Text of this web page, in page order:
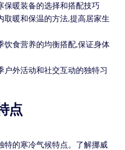
保暖装备的选择和搭配技巧
取暖和保温的方法,提高居家生
饮食营养的均衡搭配,保证身体
户外活动和社交互动的独特习
点
特的寒冷气候特点。了解挪威